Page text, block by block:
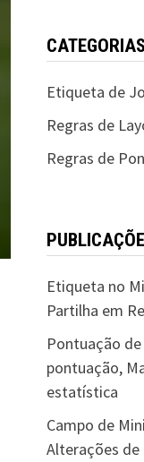
CATEGORIAS
Etiqueta de
Regras de
Regras de
Etiqueta no
Partilha em
Pontuação
pontuação,
estatística
Campo de
Alterações de